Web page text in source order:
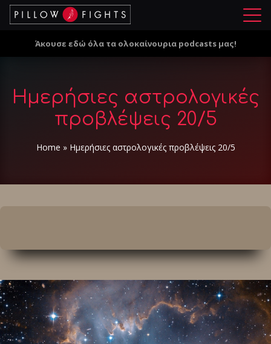
Μ
ο
Άκουσε εδώ όλα τα ολοκαίνουρια podcasts μας!
Ημερήσιες αστρολογικές
προβλέψεις 20/5
Home » Ημερήσιες αστρολογικές προβλέψεις 20/5